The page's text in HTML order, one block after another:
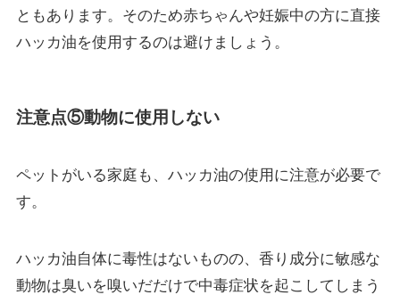
ともあります。そのため赤ちゃんや妊娠中の方に直接
ハッカ油を使用するのは避けましょう。
注意点⑤動物に使用しない
ペットがいる家庭も、ハッカ油の使用に注意が必要で
す。
ハッカ油自体に毒性はないものの、香り成分に敏感な
動物は臭いを嗅いだだけで中毒症状を起こしてしまう